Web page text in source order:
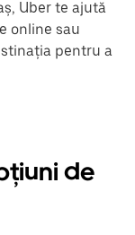
Uber te ajută
online sau
pentru a
de